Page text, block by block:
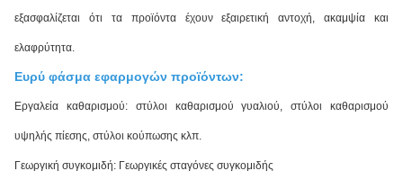
εξασφαλίζεται ότι τα προϊόντα έχουν εξαιρετική αντοχή, ακαμψία και
ελαφρύτητα.
Ευρύ φάσμα εφαρμογών προϊόντων:
Εργαλεία καθαρισμού: στύλοι καθαρισμού γυαλιού, στύλοι καθαρισμού
υψηλής πίεσης, στύλοι κούπωσης κλπ.
Γεωργική συγκομιδή: Γεωργικές σταγόνες συγκομιδής